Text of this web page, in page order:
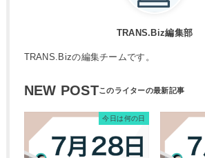
TRANS.Biz編集部
TRANS.Bizの編集チームです。
NEW POST
今日は何の日